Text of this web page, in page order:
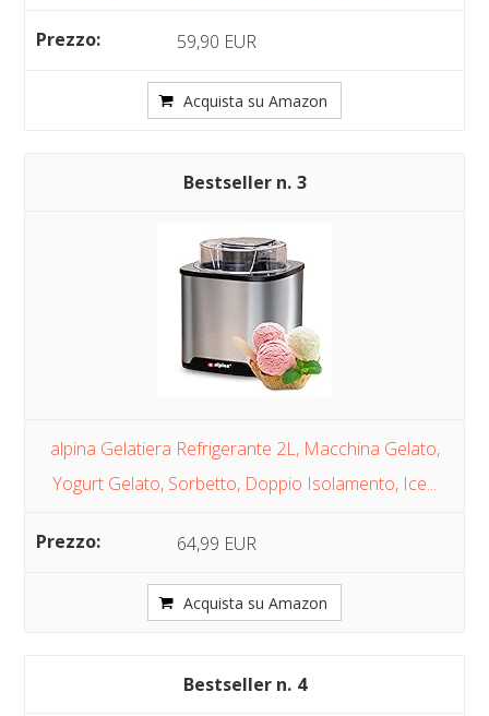
59,90 EUR
Acquista su Amazon
3
alpina Gelatiera Refrigerante 2L, Macchina Gelato,
Yogurt Gelato, Sorbetto, Doppio Isolamento, Ice...
64,99 EUR
Acquista su Amazon
4